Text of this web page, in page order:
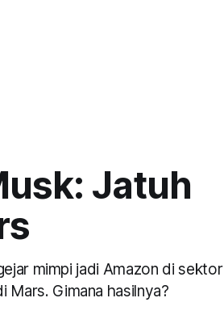
Jatuh
mimpi jadi Amazon di sektor
Mars. Gimana hasilnya?